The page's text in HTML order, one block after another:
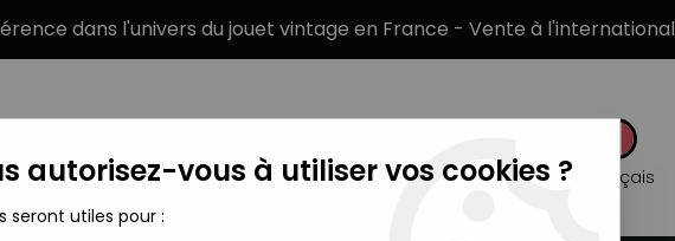
dans l'univers du jouet vintage en France - Vente à l'international
Français
autorisez-vous à utiliser vos cookies ?
seront utiles pour :